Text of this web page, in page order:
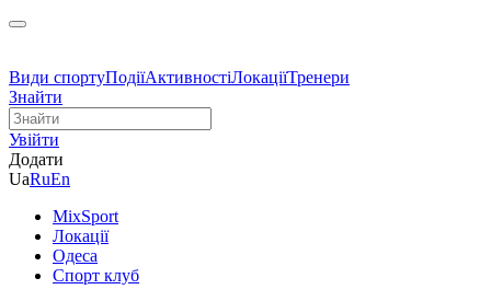
Види спортуПодіїАктивностіЛокаціїТренери
Знайти
Увійти
Додати
UaRuEn
MixSport
Локації
Одеса
Спорт клуб